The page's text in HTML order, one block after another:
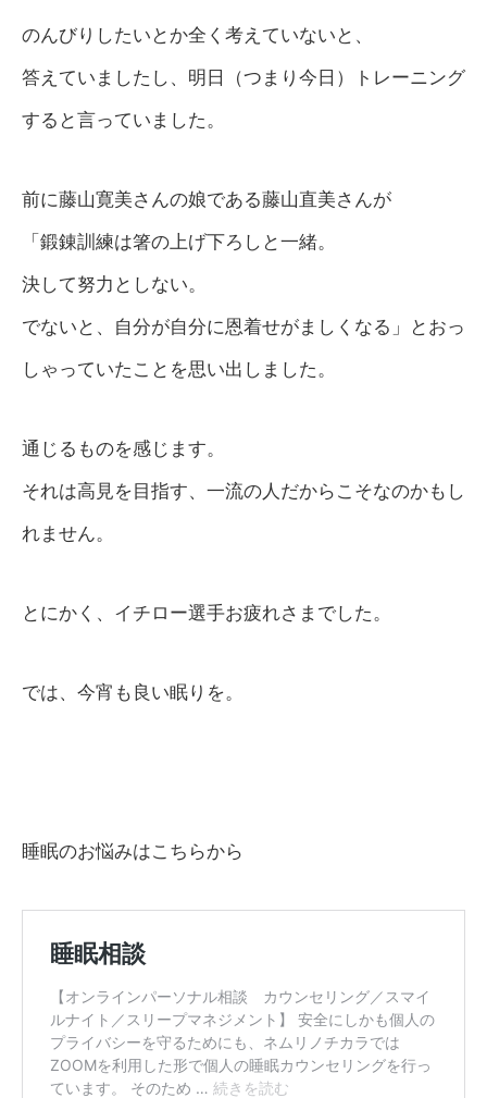
のんびりしたいとか全く考えていないと、
答えていましたし、明日（つまり今日）トレーニング
すると言っていました。
前に藤山寛美さんの娘である藤山直美さんが
「鍛錬訓練は箸の上げ下ろしと一緒。
決して努力としない。
でないと、自分が自分に恩着せがましくなる」とおっ
しゃっていたことを思い出しました。
通じるものを感じます。
それは高見を目指す、一流の人だからこそなのかもし
れません。
とにかく、イチロー選手お疲れさまでした。
では、今宵も良い眠りを。
睡眠のお悩みはこちらから